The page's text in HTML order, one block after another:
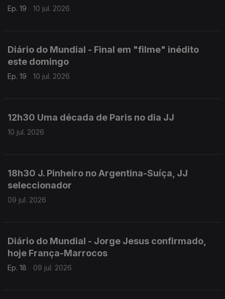
Ep. 19 10 jul. 2026
Diário do Mundial - Final em "filme" inédito
este domingo
Ep. 19 10 jul. 2026
12h30 Uma década de Paris no dia JJ
10 jul. 2026
18h30 J. Pinheiro no Argentina-Suíça, JJ
seleccionador
09 jul. 2026
Diário do Mundial - Jorge Jesus confirmado,
hoje França-Marrocos
Ep. 18 09 jul. 2026